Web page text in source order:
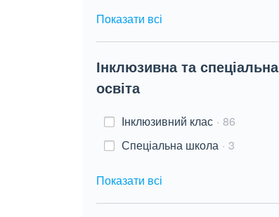
Показати всі
Інклюзивна та спеціальна
освіта
Інклюзивний клас
86
Спеціальна школа
3
Показати всі